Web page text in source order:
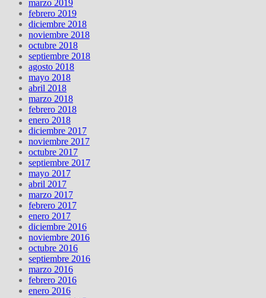
marzo 2019
febrero 2019
diciembre 2018
noviembre 2018
octubre 2018
septiembre 2018
agosto 2018
mayo 2018
abril 2018
marzo 2018
febrero 2018
enero 2018
diciembre 2017
noviembre 2017
octubre 2017
septiembre 2017
mayo 2017
abril 2017
marzo 2017
febrero 2017
enero 2017
diciembre 2016
noviembre 2016
octubre 2016
septiembre 2016
marzo 2016
febrero 2016
enero 2016